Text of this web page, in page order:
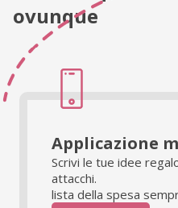
ovunque
Applicazione
Scrivi le tue idee
attacchi.
lista della spesa